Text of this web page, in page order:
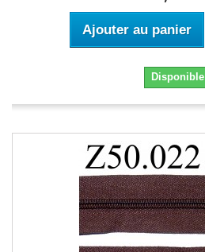
Ajouter au panier
Disponible